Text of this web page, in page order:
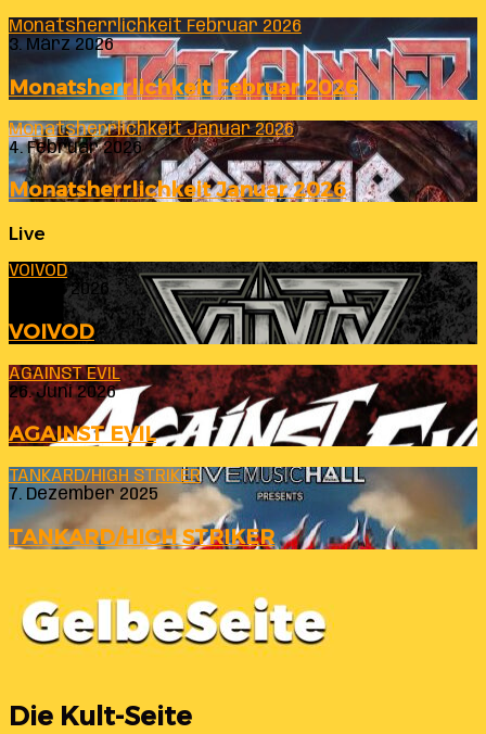
Monatsherrlichkeit Februar 2026
3. März 2026
Monatsherrlichkeit Februar 2026
Monatsherrlichkeit Januar 2026
4. Februar 2026
Monatsherrlichkeit Januar 2026
Live
VOIVOD
23. Juli 2026
VOIVOD
AGAINST EVIL
26. Juni 2026
AGAINST EVIL
TANKARD/HIGH STRIKER
7. Dezember 2025
TANKARD/HIGH STRIKER
Die Kult-Seite